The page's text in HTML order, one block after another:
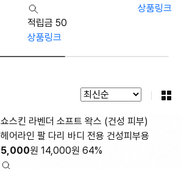
적립금 50
상품링크
상품링크
쇼스킨 라벤더 소프트 왁스 (건성 피부)
헤어라인 팔 다리 바디 전용 건성피부용
5,000원 14,000원 64%